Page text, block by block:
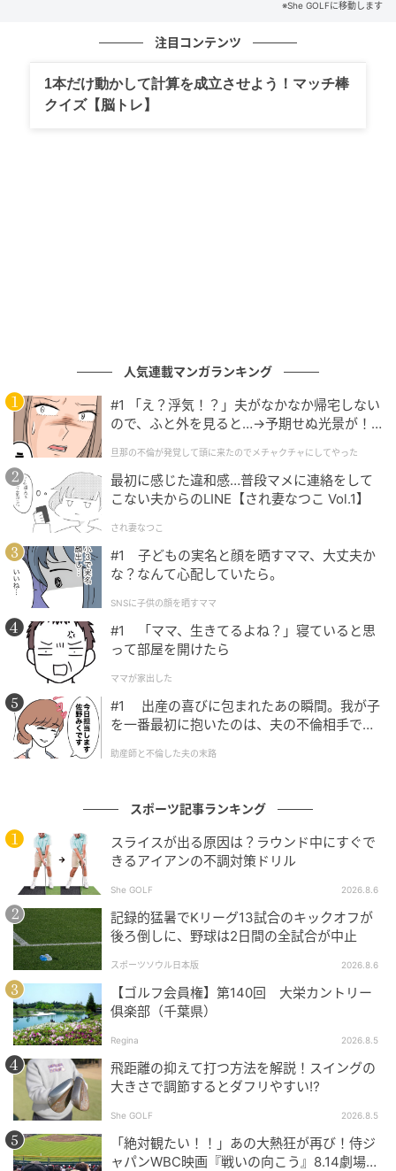
目線をカップに向けるときは、右目が下になるように
頭を回して前傾姿勢をキープする
テークバックで1（イチッ）、フォローで2（ニッ）と
いうリズムで打つとインパクトがゆるまず正確に打て
ます（永嶋）
She GOLF【シーゴルフ】
決めた振り幅のなかでリズムよく打ちましょう！
GOOD!
フォローをしっかり出す
※She GOLFに移動します
注目コンテンツ
1本だけ動かして計算を成立させよう！マッチ棒
クイズ【脳トレ】
人気連載マンガランキング
#1 「え？浮気！？」夫がなかなか帰宅しない
ので、ふと外を見ると…→予期せぬ光景が！
クチャにしてやった
旦那の不倫が発覚して頭に来たのでメチャクチャにしてやった
最初に感じた違和感…普段マメに連絡をして
こない夫からのLINE【され妻なつこ Vol.1】
され妻なつこ
#1 子どもの実名と顔を晒すママ、大丈夫か
な？なんて心配していたら。
SNSに子供の顔を晒すママ
#1 「ママ、生きてるよね？」寝ていると思
って部屋を開けたら
ママが家出した
#1 出産の喜びに包まれたあの瞬間。我が子
を一番最初に抱いたのは、夫の不倫相手でし
助産師と不倫した夫の末路
スポーツ記事ランキング
スライスが出る原因は？ラウンド中にすぐで
きるアイアンの不調対策ドリル
She GOLF 2026.8.6
記録的猛暑でKリーグ13試合のキックオフが
後ろ倒しに、野球は2日間の全試合が中止
スポーツソウル日本版 2026.8.6
【ゴルフ会員権】第140回 大栄カントリー
俱楽部（千葉県）
Regina 2026.8.5
飛距離の抑えて打つ方法を解説！スイングの
大きさで調節するとダフリやすい⁉
She GOLF 2026.8.5
「絶対観たい！！」あの大熱狂が再び！侍ジ
ャパンWBC映画『戦いの向こう』8.14劇場公